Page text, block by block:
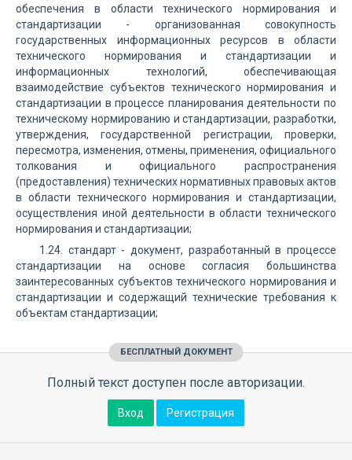
обеспечения в области технического нормирования и
стандартизации - организованная совокупность
государственных информационных ресурсов в области
технического нормирования и стандартизации и
информационных технологий, обеспечивающая
взаимодействие субъектов технического нормирования и
стандартизации в процессе планирования деятельности по
техническому нормированию и стандартизации, разработки,
утверждения, государственной регистрации, проверки,
пересмотра, изменения, отмены, применения, официального
толкования и официального распространения
(предоставления) технических нормативных правовых актов
в области технического нормирования и стандартизации,
осуществления иной деятельности в области технического
нормирования и стандартизации;
1.24. стандарт - документ, разработанный в процессе
стандартизации на основе согласия большинства
заинтересованных субъектов технического нормирования и
стандартизации и содержащий технические требования к
объектам стандартизации;
БЕСПЛАТНЫЙ ДОКУМЕНТ
Полный текст доступен после авторизации.
Вход Регистрация